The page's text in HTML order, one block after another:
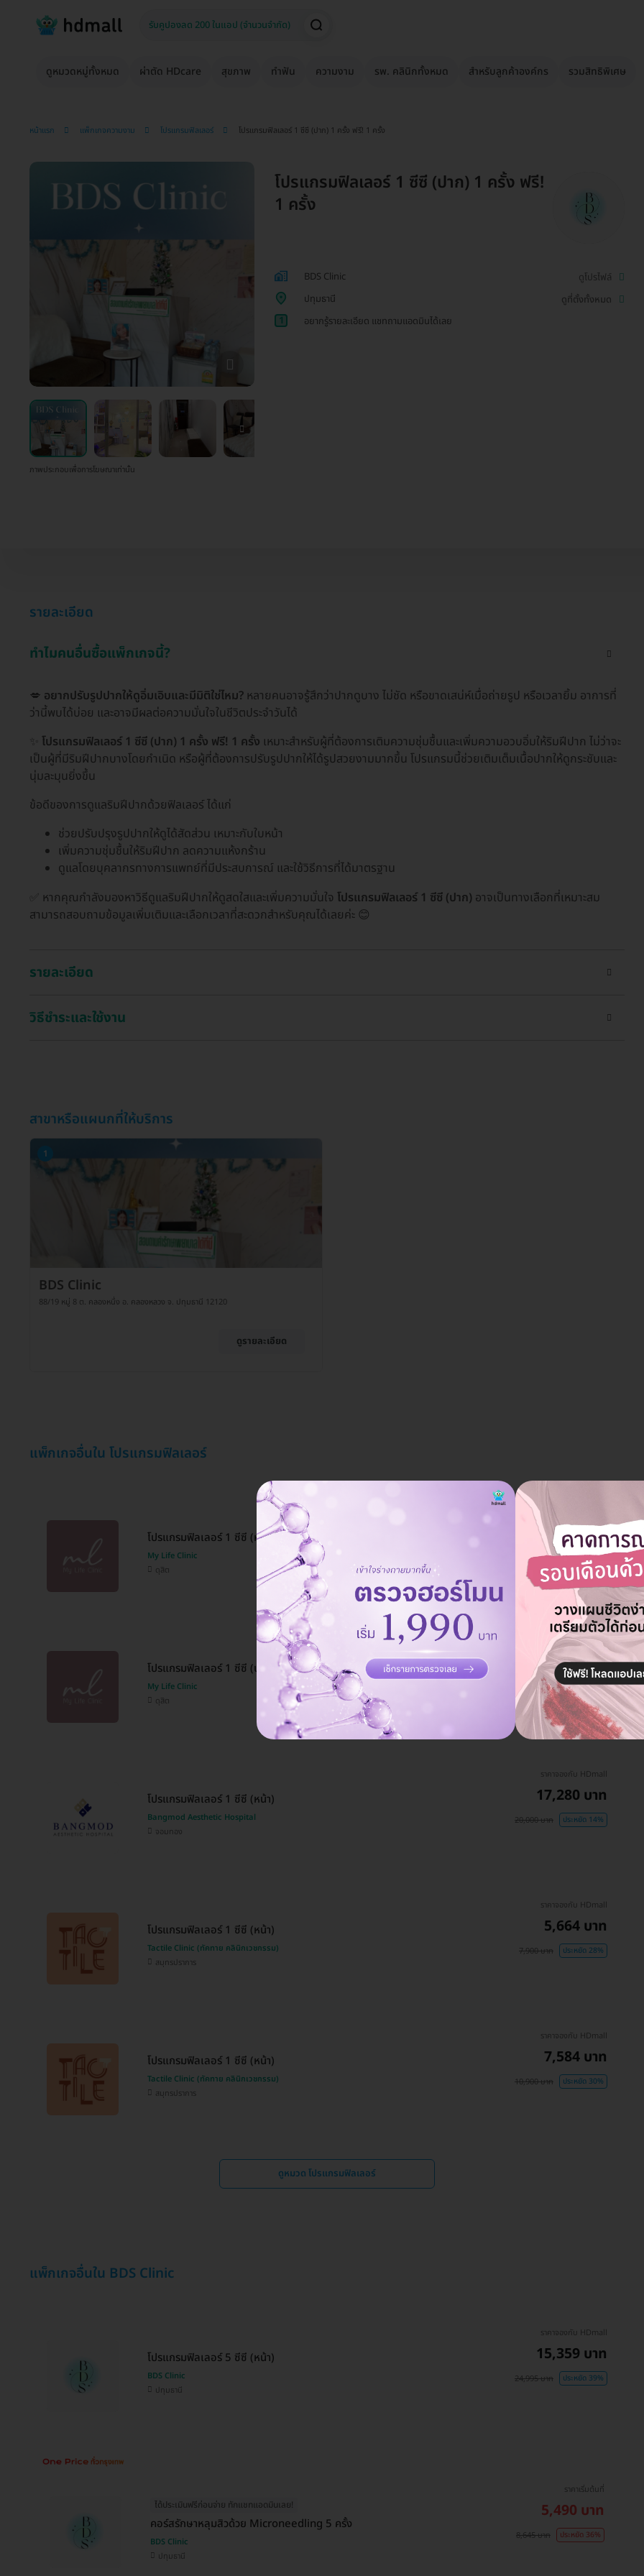
ดูหมวดหมู่ทั้งหมด ผ่าตัด HDcare สุขภาพ ทำฟัน ความงาม รพ. คลินิกทั้งหมด สำหรับลูกค้าองค์กร รวมสิทธิพิเศษ
หน้าแรก แพ็กเกจความงาม โปรแกรมฟิลเลอร์ โปรแกรมฟิลเลอร์ 1 ซีซี (ปาก) 1 ครั้ง ฟรี! 1 ครั้ง
ภาพประกอบเพื่อการโฆษณาเท่านั้น
โปรแกรมฟิลเลอร์ 1 ซีซี (ปาก) 1 ครั้ง ฟรี!
1 ครั้ง
BDS Clinic
ดูโปรไฟล์
ปทุมธานี
ดูที่ตั้งทั้งหมด
1
อยากรู้รายละเอียด แชทถามแอดมินได้เลย
รายละเอียด
ทำไมคนอื่นซื้อแพ็กเกจนี้?
💋 อยากปรับรูปปากให้ดูอิ่มเอิบและมีมิติใช่ไหม? หลายคนอาจรู้สึกว่าปากดูบาง ไม่ชัด หรือขาดเสน่ห์เมื่อถ่ายรูป หรือเวลายิ้ม อาการที่
ว่านี้พบได้บ่อย และอาจมีผลต่อความมั่นใจในชีวิตประจำวันได้
โปรแกรมฟิลเลอร์ 1 ซีซี (ปาก) 1 ครั้ง ฟรี! 1 ครั้ง เหมาะสำหรับผู้ที่ต้องการเติมความชุ่มชื้นและเพิ่มความอวบอิ่มให้ริมฝีปาก ไม่ว่าจะ
เป็นผู้ที่มีริมฝีปากบางโดยกำเนิด หรือผู้ที่ต้องการปรับรูปปากให้ได้รูปสวยงามมากขึ้น โปรแกรมนี้ช่วยเติมเต็มเนื้อปากให้ดูกระชับและ
นุ่มละมุนยิ่งขึ้น
ข้อดีของการดูแลริมฝีปากด้วยฟิลเลอร์ ได้แก่
ช่วยปรับปรุงรูปปากให้ดูได้สัดส่วน เหมาะกับใบหน้า
เพิ่มความชุ่มชื้นให้ริมฝีปาก ลดความแห้งกร้าน
ดูแลโดยบุคลากรทางการแพทย์ที่มีประสบการณ์ และใช้วิธีการที่ได้มาตรฐาน
✅ หากคุณกำลังมองหาวิธีดูแลริมฝีปากให้ดูสดใสและเพิ่มความมั่นใจ โปรแกรมฟิลเลอร์ 1 ซีซี (ปาก) อาจเป็นทางเลือกที่เหมาะสม
สามารถสอบถามข้อมูลเพิ่มเติมและเลือกเวลาที่สะดวกสำหรับคุณได้เลยค่ะ 😊
รายละเอียด
วิธีชำระและใช้งาน
สาขาหรือแผนกที่ให้บริการ
1
BDS Clinic
88/19 หมู่ 8 ต. คลองหนึ่ง อ. คลองหลวง จ. ปทุมธานี 12120
ดูรายละเอียด
แพ็กเกจอื่นใน โปรแกรมฟิลเลอร์
โปรแกรมฟิลเลอร์ 1 ซีซี (หน้า)
My Life Clinic
ดุสิต
6,240 บาท
7,900 บาท ประหยัด 21%
โปรแกรมฟิลเลอร์ 1 ซีซี (ปาก)
My Life Clinic
ดุสิต
ราคาจองกับ HDmall
13,247 บาท
16,900 บาท ประหยัด 22%
โปรแกรมฟิลเลอร์ 1 ซีซี (หน้า)
Bangmod Aesthetic Hospital
จอมทอง
ราคาจองกับ HDmall
17,280 บาท
20,000 บาท ประหยัด 14%
โปรแกรมฟิลเลอร์ 1 ซีซี (หน้า)
Tactile Clinic (ทัคทาย คลินิกเวชกรรม)
สมุทรปราการ
ราคาจองกับ HDmall
5,664 บาท
7,900 บาท ประหยัด 28%
โปรแกรมฟิลเลอร์ 1 ซีซี (หน้า)
Tactile Clinic (ทัคทาย คลินิกเวชกรรม)
สมุทรปราการ
ราคาจองกับ HDmall
7,584 บาท
10,900 บาท ประหยัด 30%
ดูหมวด โปรแกรมฟิลเลอร์
แพ็กเกจอื่นใน BDS Clinic
โปรแกรมฟิลเลอร์ 5 ซีซี (หน้า)
BDS Clinic
ปทุมธานี
ราคาจองกับ HDmall
15,359 บาท
24,995 บาท ประหยัด 39%
ได้ประเมินฟรีก่อนจ่าย ทักแชทแอดมินเลย!
คอร์สรักษาหลุมสิวด้วย Microneedling 5 ครั้ง
BDS Clinic
ปทุมธานี
ราคาเริ่มต้นที่
5,490 บาท
8,645 บาท ประหยัด 36%